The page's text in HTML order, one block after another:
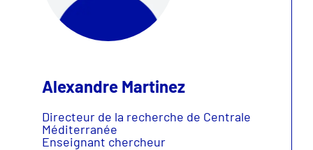
Alexandre Martinez
Directeur de la recherche de Centrale
Méditerranée
Enseignant chercheur